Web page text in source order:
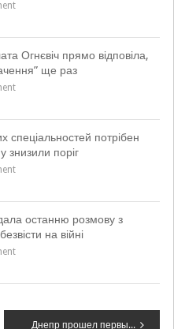
Огнєвіч прямо відповіла,
ще раз
спеціальностей потрібен
знизили поріг
останню розмову з
на війні
Днепр прошел первый этап конкурса за звание «Большая культурная столица Украины»